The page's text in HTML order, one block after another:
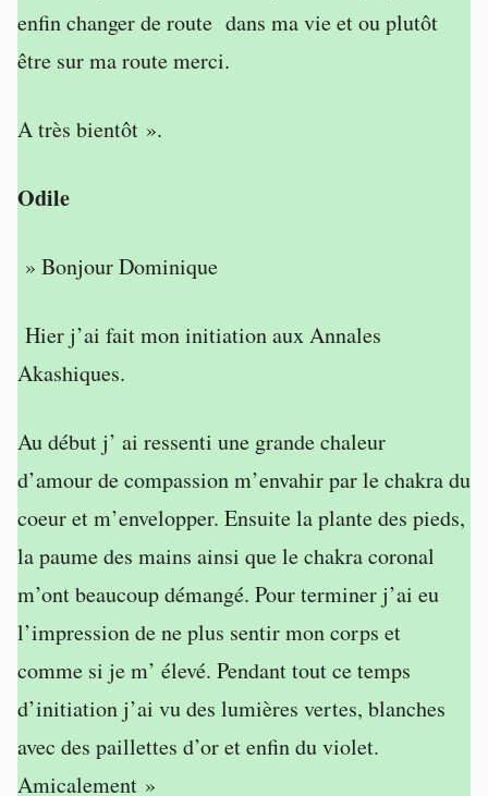
enfin changer de route dans ma vie et ou plutôt
être sur ma route merci.
A très bientôt ».
Odile
» Bonjour Dominique
Hier j’ai fait mon initiation aux Annales
Akashiques.
Au début j’ ai ressenti une grande chaleur
d’amour de compassion m’envahir par le chakra du
coeur et m’envelopper. Ensuite la plante des pieds,
la paume des mains ainsi que le chakra coronal
m’ont beaucoup démangé. Pour terminer j’ai eu
l’impression de ne plus sentir mon corps et
comme si je m’ élevé. Pendant tout ce temps
d’initiation j’ai vu des lumières vertes, blanches
avec des paillettes d’or et enfin du violet.
Amicalement »